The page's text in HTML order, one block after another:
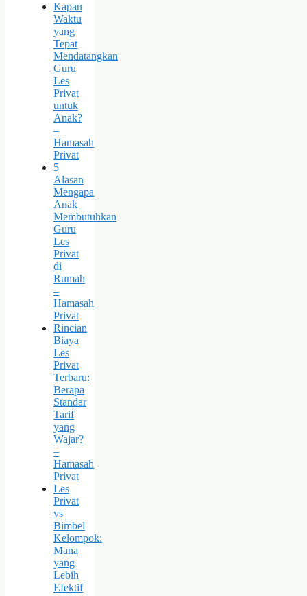
Kapan
Waktu
yang
Tepat
Mendatangkan
Guru
Les
Privat
untuk
Anak?
–
Hamasah
Privat
5
Alasan
Mengapa
Anak
Membutuhkan
Guru
Les
Privat
di
Rumah
–
Hamasah
Privat
Rincian
Biaya
Les
Privat
Terbaru:
Berapa
Standar
Tarif
yang
Wajar?
–
Hamasah
Privat
Les
Privat
vs
Bimbel
Kelompok:
Mana
yang
Lebih
Efektif